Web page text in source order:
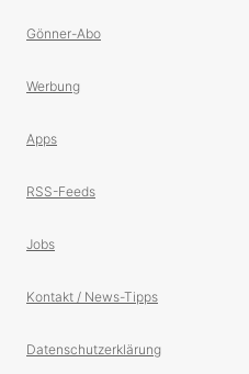
Gönner-Abo
Werbung
Apps
RSS-Feeds
Jobs
Kontakt / News-Tipps
Datenschutzerklärung